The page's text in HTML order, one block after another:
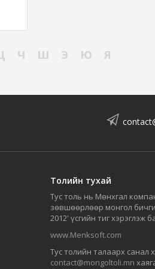
Ч Ш Э Ю Я
Толийн тухай
Тус толь нь Мөнхгал
зөвшөөрлөөр монгол
2012' үсгийн тиг хэрэглэж
www.Menksoft.com
Тус толийн талаарх санал
contact@mongoltoli.mn